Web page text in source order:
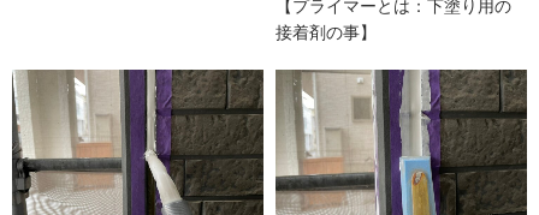
【プライマーとは：下塗り用の
接着剤の事】